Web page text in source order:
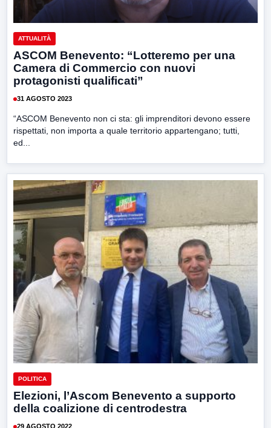
ATTUALITÀ
ASCOM Benevento: “Lotteremo per una
Camera di Commercio con nuovi
protagonisti qualificati”
31 AGOSTO 2023
“ASCOM Benevento non ci sta: gli imprenditori devono essere
rispettati, non importa a quale territorio appartengano; tutti,
ed...
POLITICA
Elezioni, l’Ascom Benevento a supporto
della coalizione di centrodestra
29 AGOSTO 2022